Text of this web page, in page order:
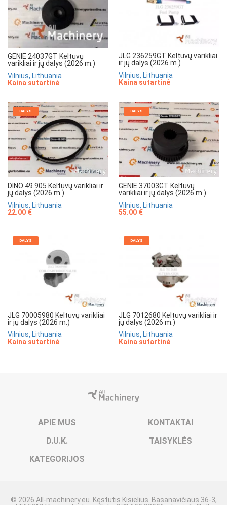
GENIE 24037GT Keltuvų
varikliai ir jų dalys (2026 m.)
Vilnius, Lithuania
Kaina sutartinė
JLG 236259GT Keltuvų varikliai
ir jų dalys (2026 m.)
Vilnius, Lithuania
Kaina sutartinė
DALYS
DINO 49.905 Keltuvų varikliai ir
jų dalys (2026 m.)
Vilnius, Lithuania
22.00 €
DALYS
GENIE 37003GT Keltuvų
varikliai ir jų dalys (2026 m.)
Vilnius, Lithuania
55.00 €
DALYS
JLG 70005980 Keltuvų varikliai
ir jų dalys (2026 m.)
Vilnius, Lithuania
Kaina sutartinė
DALYS
JLG 7012680 Keltuvų varikliai ir
jų dalys (2026 m.)
Vilnius, Lithuania
Kaina sutartinė
APIE MUS
KONTAKTAI
D.U.K.
TAISYKLĖS
KATEGORIJOS
© 2026 All-machinery.eu. Kęstutis Kisielius. Basanavičiaus 36-3,